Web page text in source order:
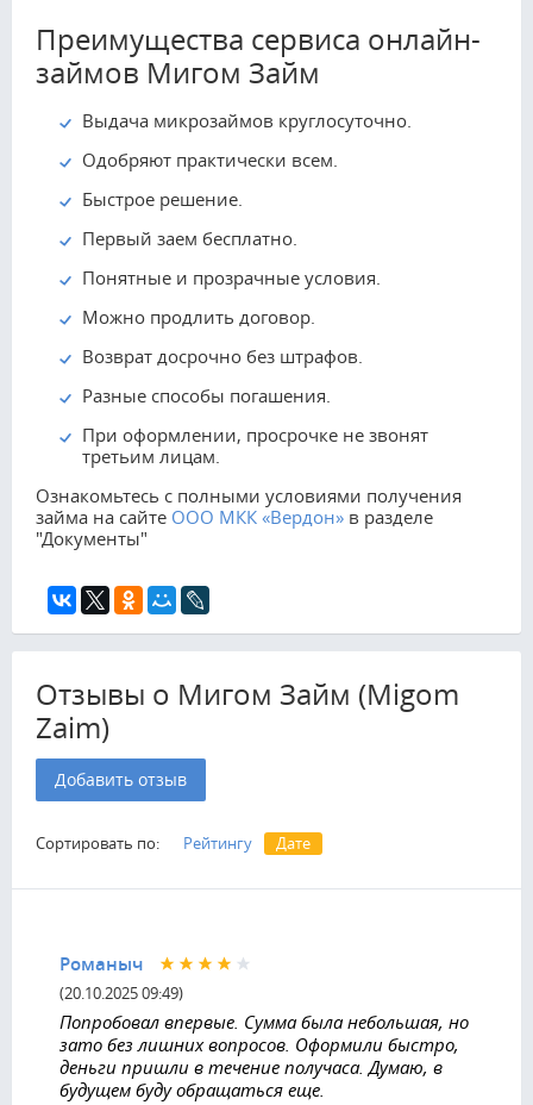
Преимущества сервиса онлайн-
займов Мигом Займ
Выдача микрозаймов круглосуточно.
Одобряют практически всем.
Быстрое решение.
Первый заем бесплатно.
Понятные и прозрачные условия.
Можно продлить договор.
Возврат досрочно без штрафов.
Разные способы погашения.
При оформлении, просрочке не звонят
третьим лицам.
Ознакомьтесь с полными условиями получения
займа на сайте ООО МКК «Вердон» в разделе
"Документы"
Отзывы о Мигом Займ (Migom
Zaim)
Добавить отзыв
Сортировать по: Рейтингу Дате
Романыч
(20.10.2025 09:49)
Попробовал впервые. Сумма была небольшая, но
зато без лишних вопросов. Оформили быстро,
деньги пришли в течение получаса. Думаю, в
будущем буду обращаться еще.